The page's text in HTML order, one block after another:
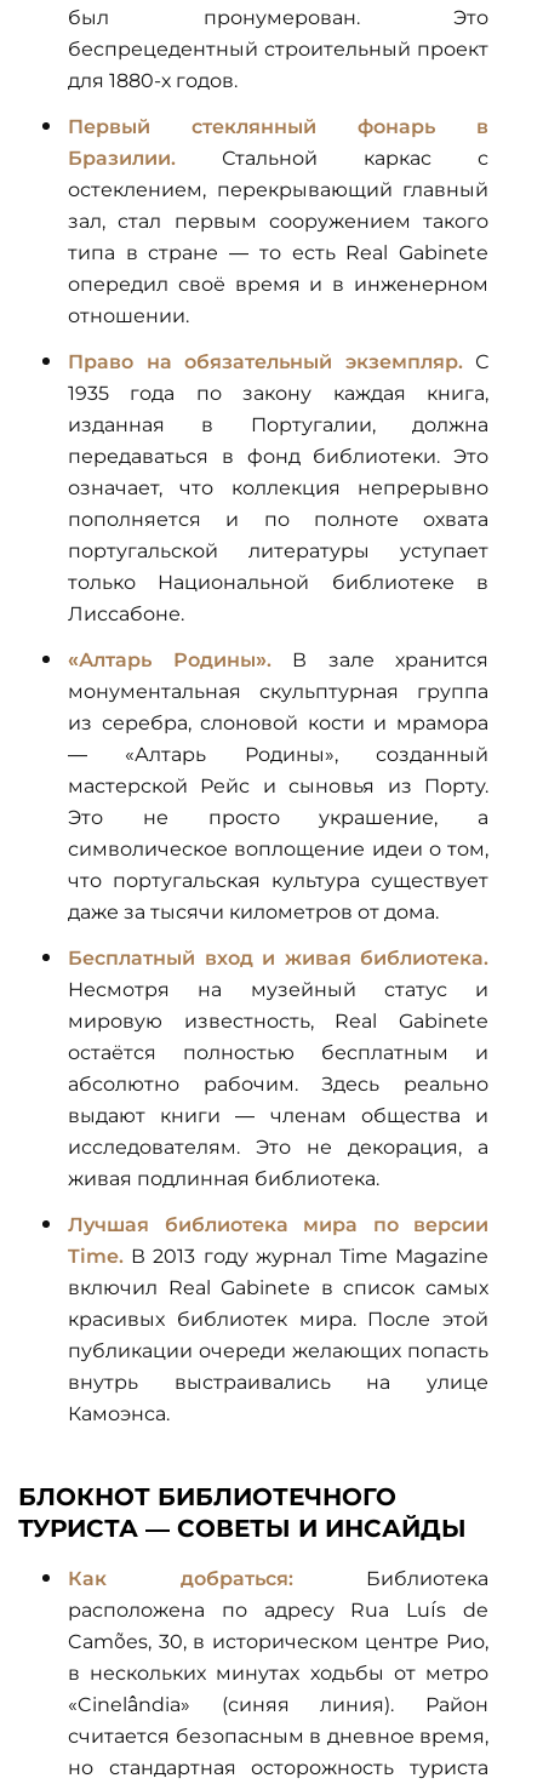
был пронумерован. Это
беспрецедентный строительный проект
для 1880-х годов.
Первый стеклянный фонарь в
Бразилии. Стальной каркас с
остеклением, перекрывающий главный
зал, стал первым сооружением такого
типа в стране — то есть Real Gabinete
опередил своё время и в инженерном
отношении.
Право на обязательный экземпляр.С
1935 года по закону каждая книга,
изданная в Португалии, должна
передаваться в фонд библиотеки. Это
означает, что коллекция непрерывно
пополняется и по полноте охвата
португальской литературы уступает
только Национальной библиотеке в
Лиссабоне.
«Алтарь Родины».В зале хранится
монументальная скульптурная группа
из серебра, слоновой кости и мрамора
— «Алтарь Родины», созданный
мастерской Рейс и сыновья из Порту.
Это не просто украшение, а
символическое воплощение идеи о том,
что португальская культура существует
даже за тысячи километров от дома.
Бесплатный вход и живая библиотека.
Несмотря на музейный статус и
мировую известность, Real Gabinete
остаётся полностью бесплатным и
абсолютно рабочим. Здесь реально
выдают книги — членам общества и
исследователям. Это не декорация, а
живая подлинная библиотека.
Лучшая библиотека мира по версии
Time. В 2013 году журнал Time Magazine
включил Real Gabinete в список самых
красивых библиотек мира. После этой
публикации очереди желающих попасть
внутрь выстраивались на улице
Камоэнса.
БЛОКНОТ БИБЛИОТЕЧНОГО
ТУРИСТА — СОВЕТЫ И ИНСАЙДЫ
Как добраться:Библиотека
расположена по адресу Rua Luís de
Camões, 30, в историческом центре Рио,
в нескольких минутах ходьбы от метро
«Cinelândia» (синяя линия). Район
считается безопасным в дневное время,
но стандартная осторожность туриста